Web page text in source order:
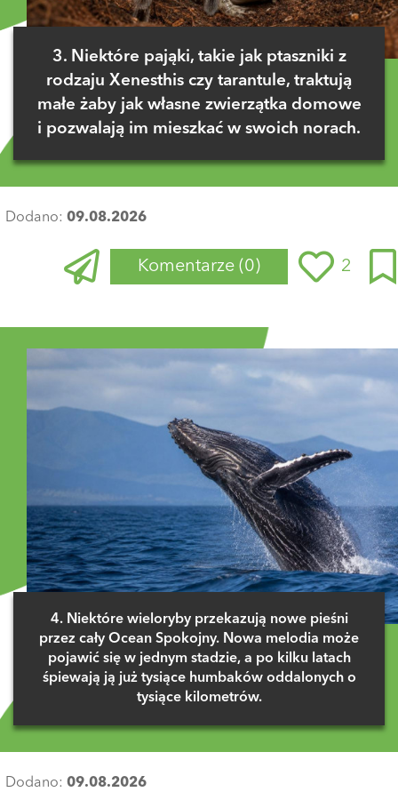
3. Niektóre pająki, takie jak ptaszniki z
rodzaju Xenesthis czy tarantule, traktują
małe żaby jak własne zwierzątka domowe
i pozwalają im mieszkać w swoich norach.
Dodano: 09.08.2026
Komentarze (0) 2
4. Niektóre wieloryby przekazują nowe pieśni
przez cały Ocean Spokojny. Nowa melodia może
pojawić się w jednym stadzie, a po kilku latach
śpiewają ją już tysiące humbaków oddalonych o
tysiące kilometrów.
Dodano: 09.08.2026